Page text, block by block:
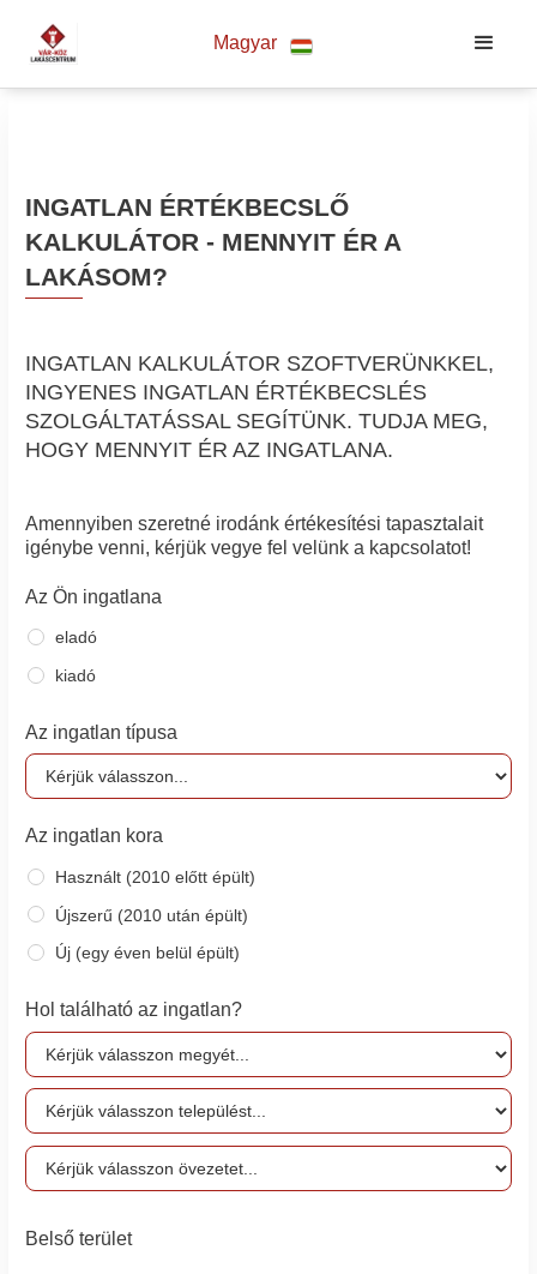
Magyar
INGATLAN ÉRTÉKBECSLŐ
KALKULÁTOR - MENNYIT ÉR A
LAKÁSOM?
INGATLAN KALKULÁTOR SZOFTVERÜNKKEL,
INGYENES INGATLAN ÉRTÉKBECSLÉS
SZOLGÁLTATÁSSAL SEGÍTÜNK. TUDJA MEG,
HOGY MENNYIT ÉR AZ INGATLANA.
Amennyiben szeretné irodánk értékesítési tapasztalait
igénybe venni, kérjük vegye fel velünk a kapcsolatot!
Az Ön ingatlana
eladó
kiadó
Az ingatlan típusa
Az ingatlan kora
Használt (2010 előtt épült)
Újszerű (2010 után épült)
Új (egy éven belül épült)
Hol található az ingatlan?
Belső terület